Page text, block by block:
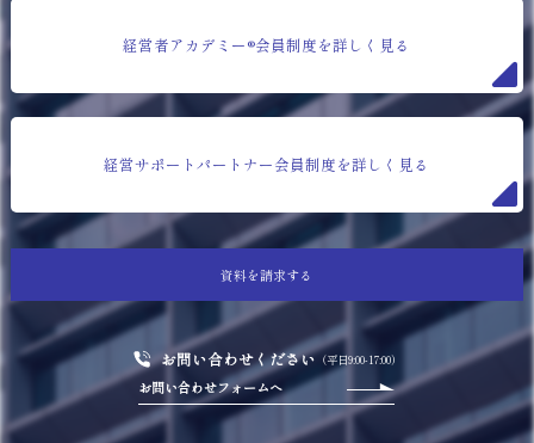
資料を請求する
お問い合わせください （平日9:00-17:00）
お問い合わせフォームへ
経営者アカデミー®会員制度を詳しく見る
経営サポートパートナー会員制度を詳しく見る